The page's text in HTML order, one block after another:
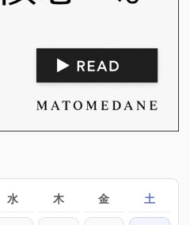
水 木 金 土